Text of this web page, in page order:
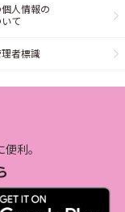
人情報の
て
者標識
利。